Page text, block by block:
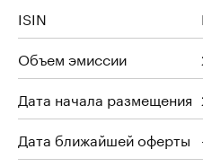
ISIN
Объем эмиссии
Дата начала размещения
Дата ближайшей оферты